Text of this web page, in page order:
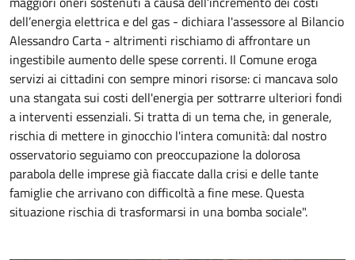
dell’energia elettrica e del gas - dichiara l'assessore al Bilancio
Alessandro Carta - altrimenti rischiamo di affrontare un
ingestibile aumento delle spese correnti. Il Comune eroga
servizi ai cittadini con sempre minori risorse: ci mancava solo
una stangata sui costi dell'energia per sottrarre ulteriori fondi
a interventi essenziali. Si tratta di un tema che, in generale,
rischia di mettere in ginocchio l'intera comunità: dal nostro
osservatorio seguiamo con preoccupazione la dolorosa
parabola delle imprese già fiaccate dalla crisi e delle tante
famiglie che arrivano con difficoltà a fine mese. Questa
situazione rischia di trasformarsi in una bomba sociale".